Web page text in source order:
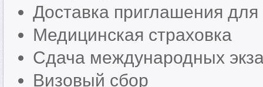
Доставка приглашения
Медицинская страховка
Сдача международных
Визовый сбор